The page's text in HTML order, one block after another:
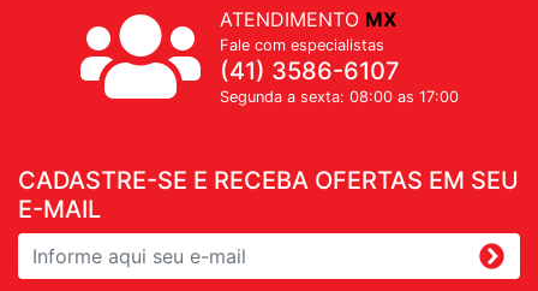
CADASTRE-SE E RECEBA OFERTAS EM SEU
E-MAIL
ATENDIMENTO MX
Fale com especialistas
(41) 3586-6107
Segunda a sexta: 08:00 as 17:00